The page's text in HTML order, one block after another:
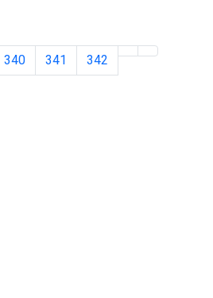
340 341 342